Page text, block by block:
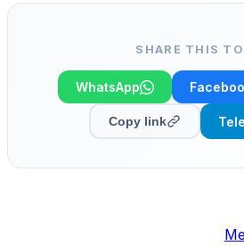
SHARE THIS
WhatsApp
Copy link